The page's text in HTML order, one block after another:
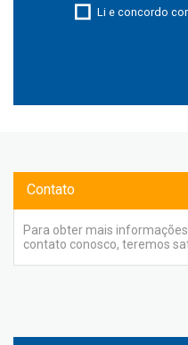
Li e concordo
Contato
Para obter mais
contato conosco, teremos